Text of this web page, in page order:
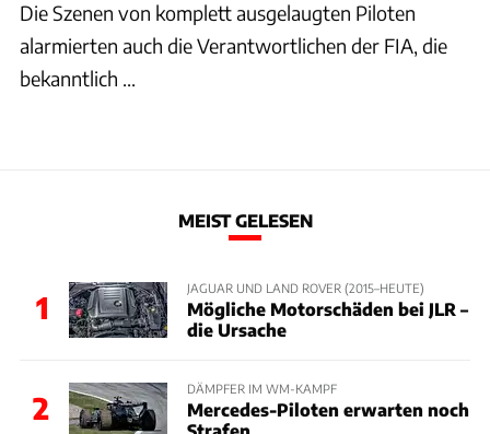
Die Szenen von komplett ausgelaugten Piloten
alarmierten auch die Verantwortlichen der FIA, die
bekanntlich ...
MEIST GELESEN
1
JAGUAR UND LAND ROVER (2015–HEUTE)
Mögliche Motorschäden bei JLR –
die Ursache
2
DÄMPFER IM WM-KAMPF
Mercedes-Piloten erwarten noch